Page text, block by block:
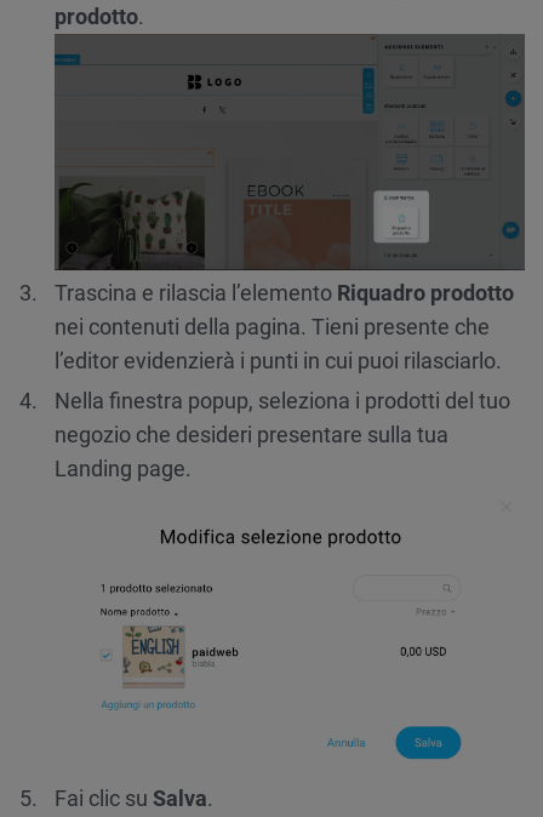
prodotto.
Trascina e rilascia l’elemento Riquadro prodotto
nei contenuti della pagina. Tieni presente che
l’editor evidenzierà i punti in cui puoi rilasciarlo.
Nella finestra popup, seleziona i prodotti del tuo
negozio che desideri presentare sulla tua
Landing page.
Fai clic su Salva.